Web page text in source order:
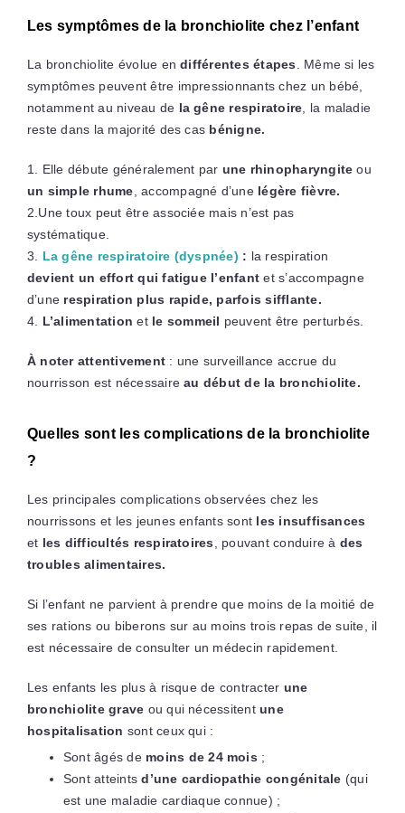
Les symptômes de la bronchiolite chez l’enfant
La bronchiolite évolue endifférentes étapes . Même si les
symptômes peuvent être impressionnants chez un bébé,
notamment au niveau de la gêne respiratoire , la maladie
reste dans la majorité des cas bénigne.
1. Elle débute généralement par une rhinopharyngite ou
un simple rhume , accompagné d’une légère fièvre.
2.Une toux peut être associée mais n’est pas
systématique.
3. La gêne respiratoire (dyspnée) : la respiration
devient un effort qui fatigue l’enfantet s’accompagne
d’une respiration plus rapide, parfois sifflante.
4. L’alimentation et le sommeil peuvent être perturbés.
À noter attentivement : une surveillance accrue du
nourrisson est nécessaireau début de la bronchiolite.
Quelles sont les complications de la bronchiolite
?
Les principales complications observées chez les
nourrissons et les jeunes enfants sont les insuffisances
et les difficultés respiratoires , pouvant conduire à des
troubles alimentaires.
Si l’enfant ne parvient à prendre que moins de la moitié de
ses rations ou biberons sur au moins trois repas de suite, il
est nécessaire de consulter un médecin rapidement.
Les enfants les plus à risque de contracter une
bronchiolite grave ou qui nécessitentune
hospitalisation sont ceux qui :
Sont âgés de moins de 24 mois ;
Sont atteints d’une cardiopathie congénitale (qui
est une maladie cardiaque connue) ;